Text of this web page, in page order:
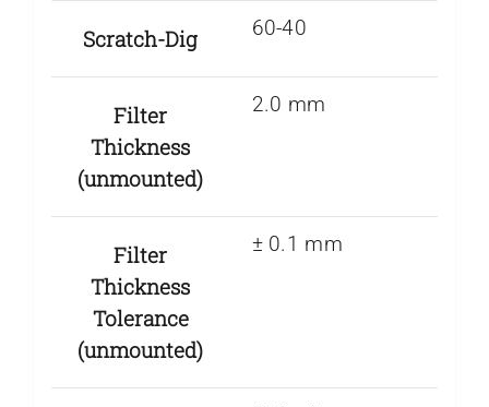
Scratch-Dig 60-40
Filter
Thickness
(unmounted)
2.0 mm
Filter
Thickness
Tolerance
(unmounted)
± 0.1 mm